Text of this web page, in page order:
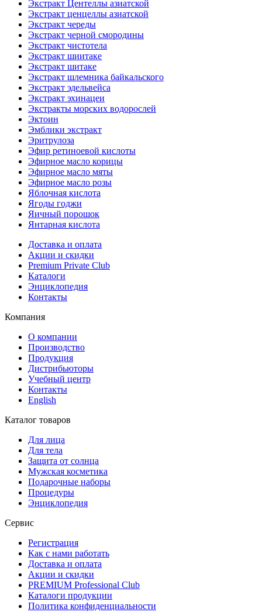
Экстракт Центеллы азиатской
Экстракт ценцеллы азиатской
Экстракт череды
Экстракт черной смородины
Экстракт чистотела
Экстракт шиитаке
Экстракт шитаке
Экстракт шлемника байкальского
Экстракт эдельвейса
Экстракт эхинацеи
Экстракты морских водорослей
Эктоин
Эмблики экстракт
Эритрулоза
Эфир ретиноевой кислоты
Эфирное масло корицы
Эфирное масло мяты
Эфирное масло розы
Яблочная кислота
Ягоды годжи
Яичный порошок
Янтарная кислота
Доставка и оплата
Акции и скидки
Premium Private Club
Каталоги
Энциклопедия
Контакты
Компания
О компании
Производство
Продукция
Дистрибьюторы
Учебный центр
Контакты
English
Каталог товаров
Для лица
Для тела
Защита от солнца
Мужская косметика
Подарочные наборы
Процедуры
Энциклопедия
Сервис
Регистрация
Как с нами работать
Доставка и оплата
Акции и скидки
PREMIUM Professional Club
Каталоги продукции
Политика конфиденциальности